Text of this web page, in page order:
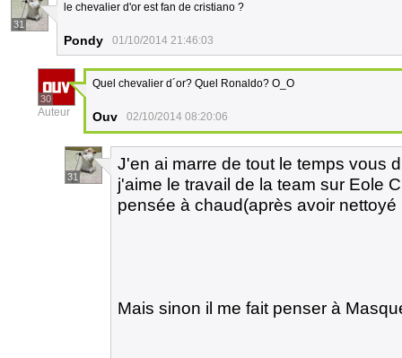
31
le chevalier d'or est fan de cristiano ?
Pondy 01/10/2014 21:46:03
30
Auteur
Quel chevalier d´or? Quel Ronaldo? O_O
Ouv 02/10/2014 08:20:06
31
J'en ai marre de tout le temps vous
j'aime le travail de la team sur Eole
pensée à chaud(après avoir
Mais sinon il me fait penser à